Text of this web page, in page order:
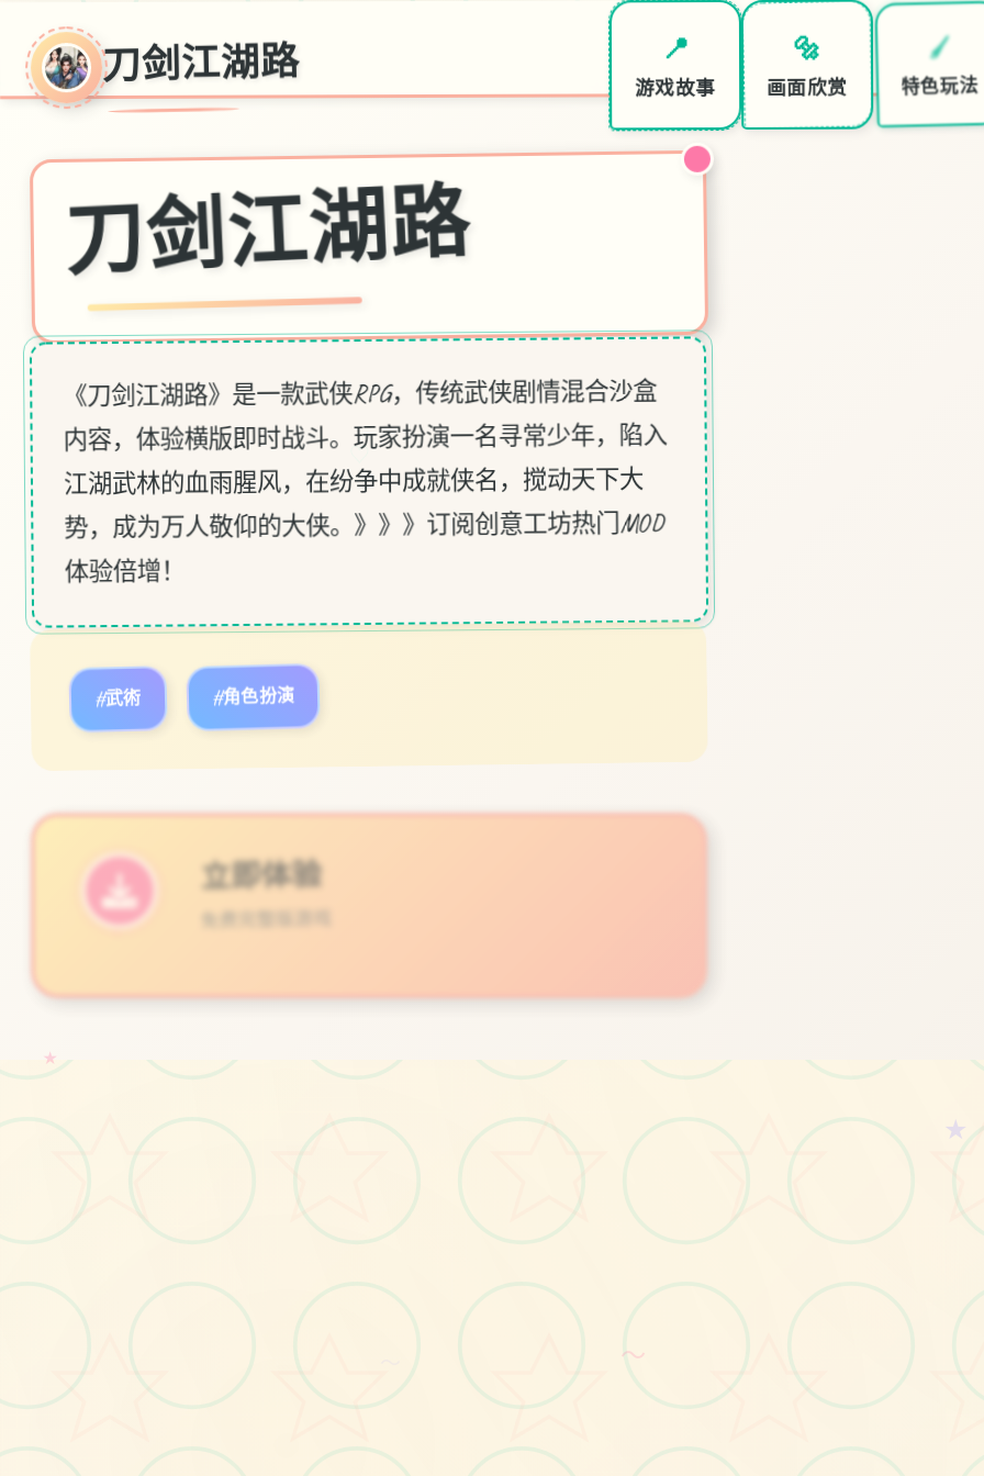
刀剑江湖路 📍
游戏故事
🔩
画面欣赏
🖌️
特色玩法
刀剑江湖路
《刀剑江湖路》是一款武侠RPG，传统武侠剧情混合沙盒
内容，体验横版即时战斗。玩家扮演一名寻常少年，陷入
江湖武林的血雨腥风，在纷争中成就侠名，搅动天下大
势，成为万人敬仰的大侠。》》》订阅创意工坊热门MOD
体验倍增！
#武術 #角色扮演
立即体验
免费完整版游戏
★
～
★
★
♡